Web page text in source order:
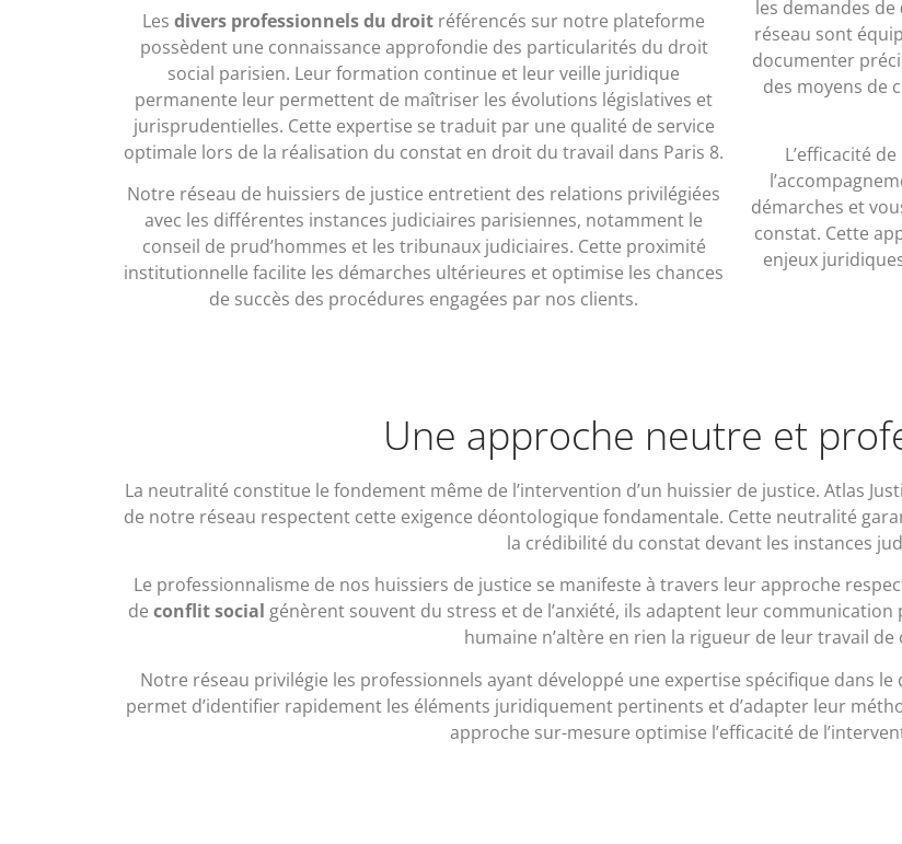
Les divers professionnels du droit référencés sur notre plateforme
possèdent une connaissance approfondie des particularités du droit
social parisien. Leur formation continue et leur veille juridique
permanente leur permettent de maîtriser les évolutions législatives et
jurisprudentielles. Cette expertise se traduit par une qualité de service
optimale lors de la réalisation du constat en droit du travail dans Paris 8.
Notre réseau de huissiers de justice entretient des relations privilégiées
avec les différentes instances judiciaires parisiennes, notamment le
conseil de prud’hommes et les tribunaux judiciaires. Cette proximité
institutionnelle facilite les démarches ultérieures et optimise les chances
de succès des procédures engagées par nos clients.
les demandes de
réseau sont
documenter
des moyens de
L’efficacité
démarches et
constat. Cette
enjeux
Une approche neutre et
La neutralité constitue le fondement même de l’intervention d’un huissier de justice. Atlas
de notre réseau respectent cette exigence déontologique fondamentale. Cette neutralité
la crédibilité du constat devant les instances
Le professionnalisme de nos huissiers de justice se manifeste à travers leur approche
de conflit social génèrent souvent du stress et de l’anxiété, ils adaptent leur
humaine n’altère en rien la rigueur de leur travail
Notre réseau privilégie les professionnels ayant développé une expertise spécifique dans
permet d’identifier rapidement les éléments juridiquement pertinents et d’adapter leur
approche sur-mesure optimise l’efficacité de